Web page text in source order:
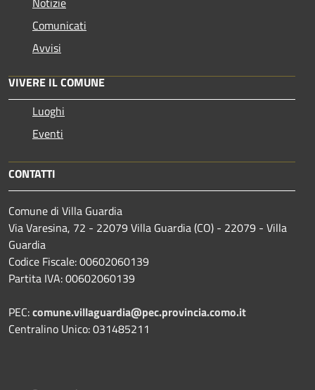
Comunicati
Avvisi
VIVERE IL COMUNE
Luoghi
Eventi
CONTATTI
Comune di Villa Guardia
Via Varesina, 72 - 22079 Villa Guardia (CO) - 22079 - Villa
Guardia
Codice Fiscale: 00602060139
Partita IVA: 00602060139
PEC:comune.villaguardia@pec.provincia.como.it
Centralino Unico: 031485211